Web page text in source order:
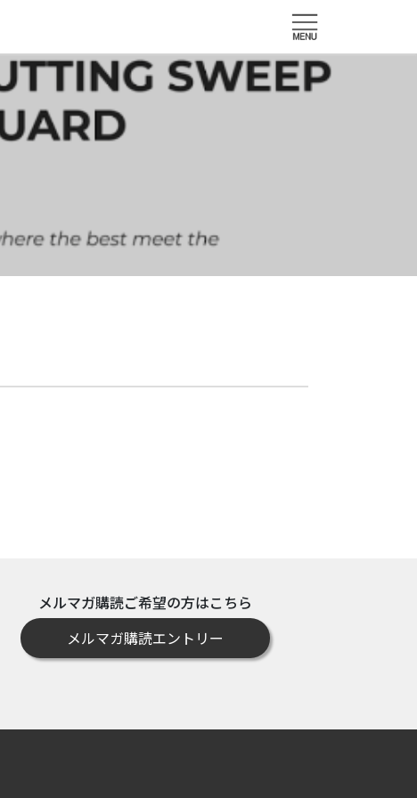
メルマガ購読ご希望の方はこちら
メルマガ購読エントリー